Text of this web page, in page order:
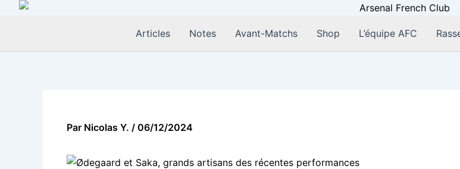
Aller
Articles Notes Avant-Matchs Shop L’équipe AFC
Par Nicolas Y. / 06/12/2024